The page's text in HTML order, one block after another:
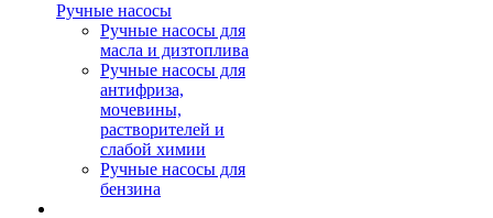
Ручные насосы
Ручные насосы для
масла и дизтоплива
Ручные насосы для
антифриза,
мочевины,
растворителей и
слабой химии
Ручные насосы для
бензина